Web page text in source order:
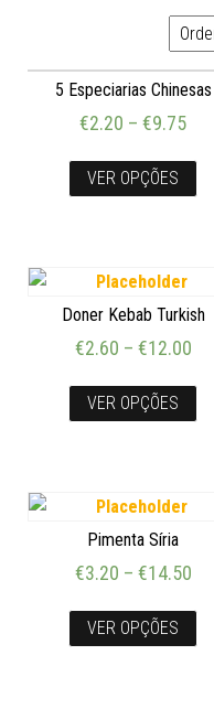
5 Especiarias Chinesas
€2.20 –€9.75
VER OPÇÕES
Doner Kebab Turkish
€2.60 – €12.00
VER OPÇÕES
Pimenta Síria
€3.20 – €14.50
VER OPÇÕES